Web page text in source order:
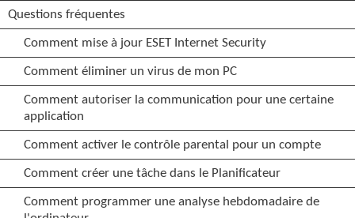
Questions fréquentes
Comment mise à jour ESET Internet Security
Comment éliminer un virus de mon PC
Comment autoriser la communication pour une certaine
application
Comment activer le contrôle parental pour un compte
Comment créer une tâche dans le Planificateur
Comment programmer une analyse hebdomadaire de